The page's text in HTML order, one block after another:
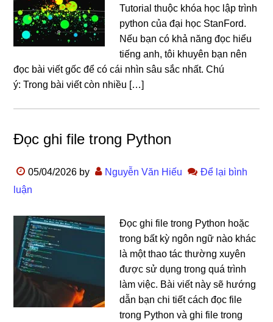
Tutorial thuộc khóa học lập trình
python của đại học StanFord.
Nếu bạn có khả năng đọc hiểu
tiếng anh, tôi khuyên bạn nên
đọc bài viết gốc để có cái nhìn sâu sắc nhất. Chú
ý: Trong bài viết còn nhiều […]
Đọc ghi file trong Python
05/04/2026 by Nguyễn Văn Hiếu
Để lại bình
luận
Đọc ghi file trong Python hoặc
trong bất kỳ ngôn ngữ nào khác
là một thao tác thường xuyên
được sử dụng trong quá trình
làm việc. Bài viết này sẽ hướng
dẫn bạn chi tiết cách đọc file
trong Python và ghi file trong